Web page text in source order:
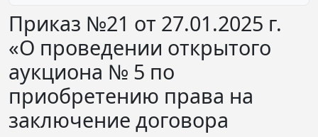
Приказ №21 от 27.01.2025 г.
«О проведении открытого
аукциона № 5 по
приобретению права на
заключение договора